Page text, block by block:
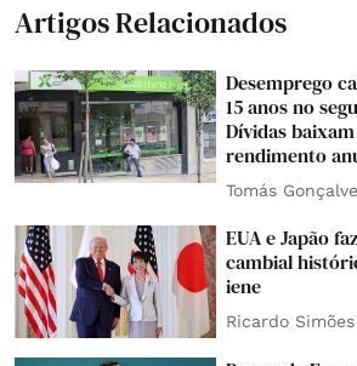
Artigos Relacionados
Desemprego
15 anos no
Dívidas
rendimento
Tomás
EUA e Japão
cambial
iene
Ricardo